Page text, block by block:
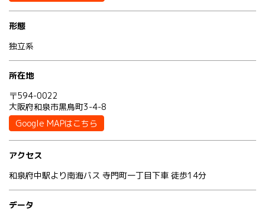
形態
独立系
所在地
〒594-0022
大阪府和泉市黒鳥町3-4-8
Google MAPはこちら
アクセス
和泉府中駅より南海バス 寺門町一丁目下車 徒歩14分
データ